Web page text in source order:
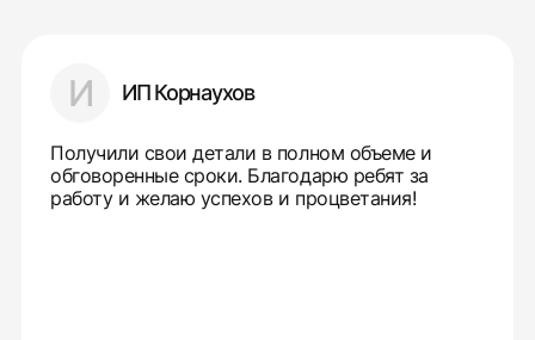
И ИП Корнаухов
Получили свои детали в полном объеме и
обговоренные сроки. Благодарю ребят за
работу и желаю успехов и процветания!